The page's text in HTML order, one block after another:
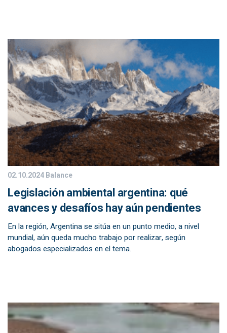
02.10.2024Balance
Legislación ambiental argentina: qué
avances y desafíos hay aún pendientes
En la región, Argentina se sitúa en un punto medio, a nivel
mundial, aún queda mucho trabajo por realizar, según
abogados especializados en el tema.